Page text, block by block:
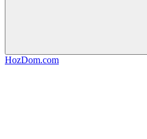
HozDom.com